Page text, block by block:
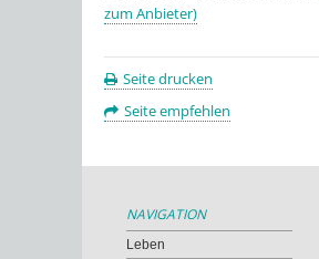
zum Anbieter)
Seite drucken
Seite empfehlen
NAVIGATION
Leben